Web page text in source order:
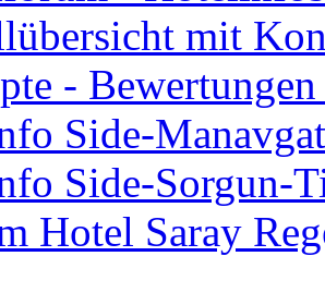
mit
-
Side-Manavgat
Side-Sorgun-
Hotel Saray